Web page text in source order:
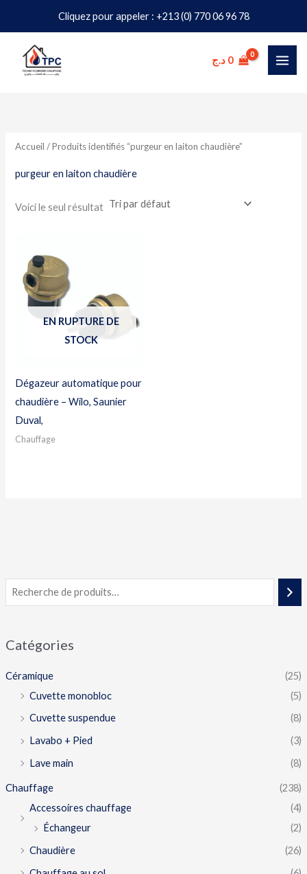
Cliquez pour appeler : +213 (0) 770 06 96 78
contenu
0 د.ج
Catégories
Céramique
(25)
Cuvette monobloc
(5)
Cuvette suspendue
(8)
Lavabo + Pied
(3)
Lave main
(8)
Chauffage
(238)
Accessoires chauffage
(4)
Échangeur
(2)
Chaudière
(26)
Accueil / Produits identifiés “purgeur en laiton chaudière”
purgeur en laiton chaudière
Voici le seul résultat
EN RUPTURE DE
STOCK
Dégazeur automatique pour
chaudière – Wilo, Saunier
Duval,
Chauffage